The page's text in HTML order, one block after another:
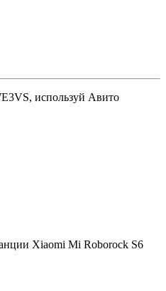
, используй Авито
Xiaomi Mi Roborock S6